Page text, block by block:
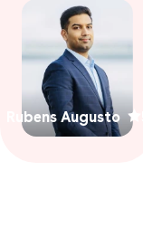
Rubens Augusto